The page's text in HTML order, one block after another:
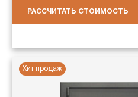
РАССЧИТАТЬ СТОИМОСТЬ
Хит продаж